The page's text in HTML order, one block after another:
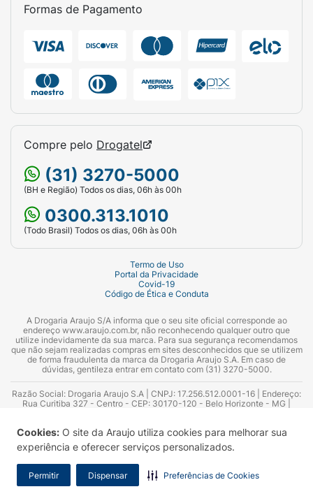
Cookies: O site da Araujo utiliza cookies para melhorar sua
experiência e oferecer serviços personalizados.
Permitir Dispensar Preferências de Cookies
Formas de Pagamento
Compre pelo Drogatel
(31) 3270-5000
(BH e Região) Todos os dias, 06h às 00h
0300.313.1010
(Todo Brasil) Todos os dias, 06h às 00h
Termo de Uso
Portal da Privacidade
Covid-19
Código de Ética e Conduta
A Drogaria Araujo S/A informa que o seu site oficial corresponde ao
endereço www.araujo.com.br, não reconhecendo qualquer outro que
utilize indevidamente da sua marca. Para sua segurança recomendamos
que não sejam realizadas compras em sites desconhecidos que se utilizem
de forma fraudulenta da marca da Drogaria Araujo S.A. Em caso de
dúvidas, gentileza entrar em contato com (31) 3270-5000.
Razão Social: Drogaria Araujo S.A | CNPJ: 17.256.512.0001-16 | Endereço:
Rua Curitiba 327 - Centro - CEP: 30170-120 - Belo Horizonte - MG |
Azevedo Guimarães – CRF 10.965 | Yasmin Silva Alvarenga – CRF 52.584 -
Consultor substituto: Thiago Aguiar Pinheiro - CRF Nº 13.748. Alvará
Sanitário: 2025020713 | Autorização de Funcionamento da Empresa (AFE):
7.16355-1